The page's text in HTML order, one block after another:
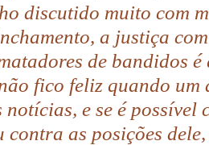
discutido muito com
a justiça
de bandidos é
fico feliz quando um
notícias, e se é
contra as posições